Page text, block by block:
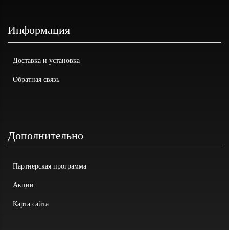
Информация
Доставка и установка
Обратная связь
Дополнительно
Партнерская программа
Акции
Карта сайта